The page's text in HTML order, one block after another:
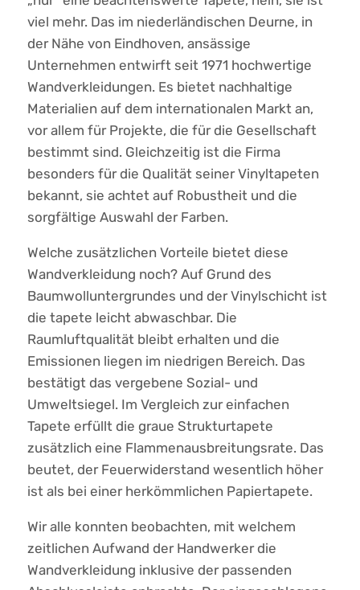
viel mehr. Das im niederländischen Deurne, in
der Nähe von Eindhoven, ansässige
Unternehmen entwirft seit 1971 hochwertige
Wandverkleidungen. Es bietet nachhaltige
Materialien auf dem internationalen Markt an,
vor allem für Projekte, die für die Gesellschaft
bestimmt sind. Gleichzeitig ist die Firma
besonders für die Qualität seiner Vinyltapeten
bekannt, sie achtet auf Robustheit und die
sorgfältige Auswahl der Farben.
Welche zusätzlichen Vorteile bietet diese
Wandverkleidung noch? Auf Grund des
Baumwolluntergrundes und der Vinylschicht ist
die tapete leicht abwaschbar. Die
Raumluftqualität bleibt erhalten und die
Emissionen liegen im niedrigen Bereich. Das
bestätigt das vergebene Sozial- und
Umweltsiegel. Im Vergleich zur einfachen
Tapete erfüllt die graue Strukturtapete
zusätzlich eine Flammenausbreitungsrate. Das
beutet, der Feuerwiderstand wesentlich höher
ist als bei einer herkömmlichen Papiertapete.
Wir alle konnten beobachten, mit welchem
zeitlichen Aufwand der Handwerker die
Wandverkleidung inklusive der passenden